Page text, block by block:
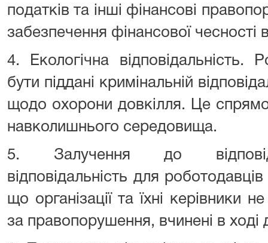
податків та інші фінансові
забезпечення фінансової чесності в
4. Екологічна
бути піддані кримінальній
щодо охорони довкілля. Це
навколишнього середовища.
5. Залучення до
відповідальність для
що організації та їхні керівники
за правопорушення, вчинені в ході